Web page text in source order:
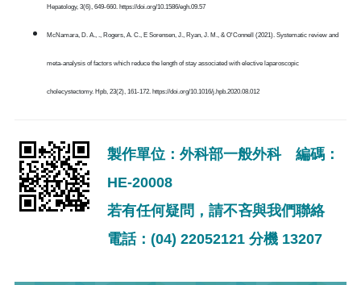
Hepatology, 3(6), 649-660. https://doi.org/10.1586/egh.09.57
McNamara, D. A., ., Rogers, A. C., E Sorensen, J., Ryan, J. M., & O'Connell (2021). Systematic review and
meta-analysis of factors which reduce the length of stay associated with elective laparoscopic
cholecystectomy. Hpb, 23(2), 161-172. https://doi.org/10.1016/j.hpb.2020.08.012
製作單位：外科部一般外科 編碼：
HE-20008
若有任何疑問，請不吝與我們聯絡
電話：(04) 22052121 分機 13207